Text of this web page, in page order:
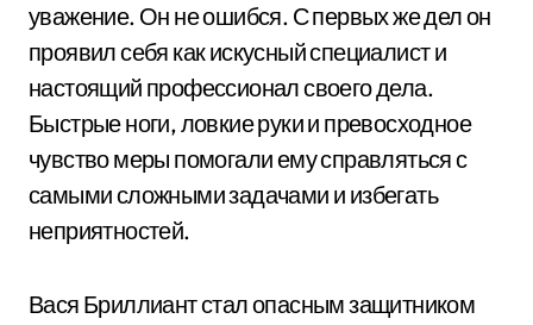
уважение. Он не ошибся. С первых же дел он
проявил себя как искусный специалист и
настоящий профессионал своего дела.
Быстрые ноги, ловкие руки и превосходное
чувство меры помогали ему справляться с
самыми сложными задачами и избегать
неприятностей.
Вася Бриллиант стал опасным защитником